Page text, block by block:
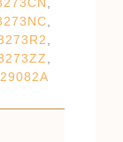
,
,
,
,